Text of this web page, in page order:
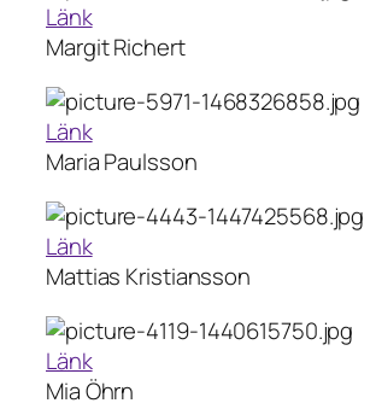
Länk
Margit Richert
Länk
Maria Paulsson
Länk
Mattias Kristiansson
Länk
Mia Öhrn